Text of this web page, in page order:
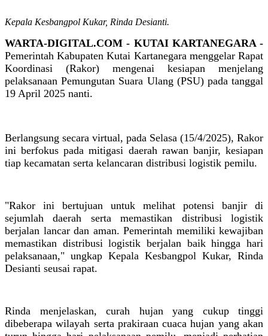
Kepala Kesbangpol Kukar, Rinda Desianti.
WARTA-DIGITAL.COM - KUTAI KARTANEGARA -
Pemerintah Kabupaten Kutai Kartanegara menggelar Rapat
Koordinasi (Rakor) mengenai kesiapan menjelang
pelaksanaan Pemungutan Suara Ulang (PSU) pada tanggal
19 April 2025 nanti.
Berlangsung secara virtual, pada Selasa (15/4/2025), Rakor
ini berfokus pada mitigasi daerah rawan banjir, kesiapan
tiap kecamatan serta kelancaran distribusi logistik pemilu.
"Rakor ini bertujuan untuk melihat potensi banjir di
sejumlah daerah serta memastikan distribusi logistik
berjalan lancar dan aman. Pemerintah memiliki kewajiban
memastikan distribusi logistik berjalan baik hingga hari
pelaksanaan," ungkap Kepala Kesbangpol Kukar, Rinda
Desianti seusai rapat.
Rinda menjelaskan, curah hujan yang cukup tinggi
dibeberapa wilayah serta prakiraan cuaca hujan yang akan